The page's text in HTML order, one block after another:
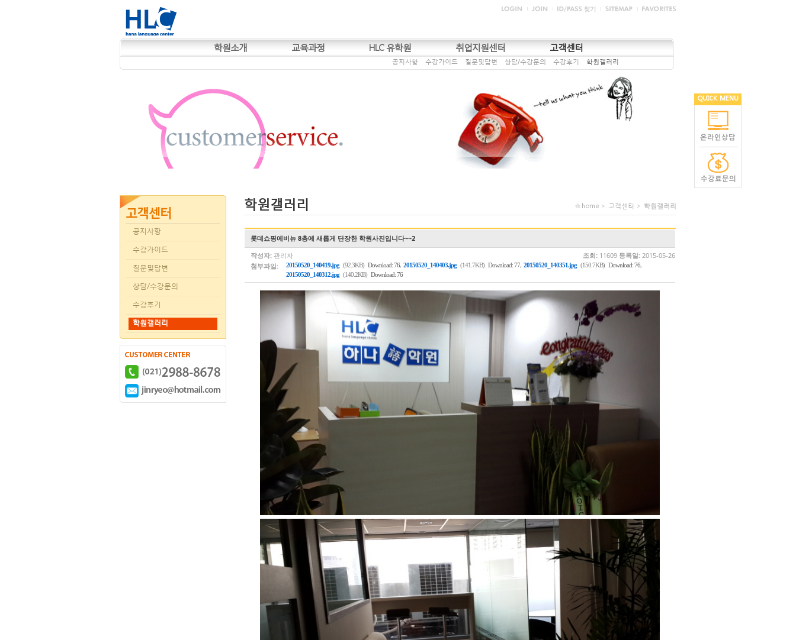
학원소개 교육과정 HLC 유학원 취업지원센터 고객센터
공지사항 수강가이드 질문및답변 상담/수강문의 수강후기 학원갤러리
공지사항
수강가이드
질문및답변
상담/수강문의
수강후기
학원갤러리
학원갤러리 home > 고객센터 > 학원갤러리
롯데쇼핑에비뉴 8층에 새롭게 단장한 학원사진입니다~~2
작성자: 관리자 조회: 11609 등록일: 2015-05-26
첨부파일:
20150520_140419.jpg (92.3KB) Download: 76, 20150520_140403.jpg (141.7KB) Download: 77, 20150520_140351.jpg (150.7KB) Download: 76,
20150520_140312.jpg (140.2KB) Download: 76
QUICK MENU